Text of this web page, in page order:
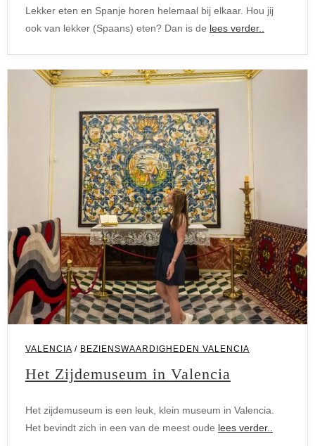
Lekker eten en Spanje horen helemaal bij elkaar. Hou jij
ook van lekker (Spaans) eten? Dan is de lees verder..
VALENCIA / BEZIENSWAARDIGHEDEN VALENCIA
Het Zijdemuseum in Valencia
Het zijdemuseum is een leuk, klein museum in Valencia.
Het bevindt zich in een van de meest oude lees verder..